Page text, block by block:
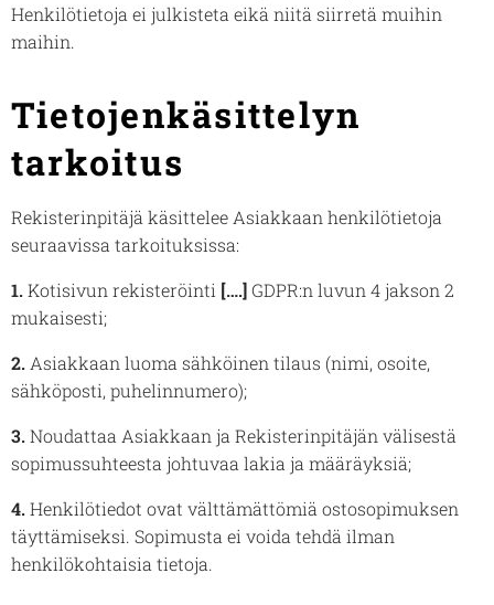
Henkilötietoja ei julkisteta eikä niitä siirretä muihin
maihin.
Tietojenkäsittelyn
tarkoitus
Rekisterinpitäjä käsittelee Asiakkaan henkilötietoja
seuraavissa tarkoituksissa:
1.Kotisivun rekisteröinti [….]GDPR:n luvun 4 jakson 2
mukaisesti;
2. Asiakkaan luoma sähköinen tilaus (nimi, osoite,
sähköposti, puhelinnumero);
3.Noudattaa Asiakkaan ja Rekisterinpitäjän välisestä
sopimussuhteesta johtuvaa lakia ja määräyksiä;
4.Henkilötiedot ovat välttämättömiä ostosopimuksen
täyttämiseksi. Sopimusta ei voida tehdä ilman
henkilökohtaisia tietoja.